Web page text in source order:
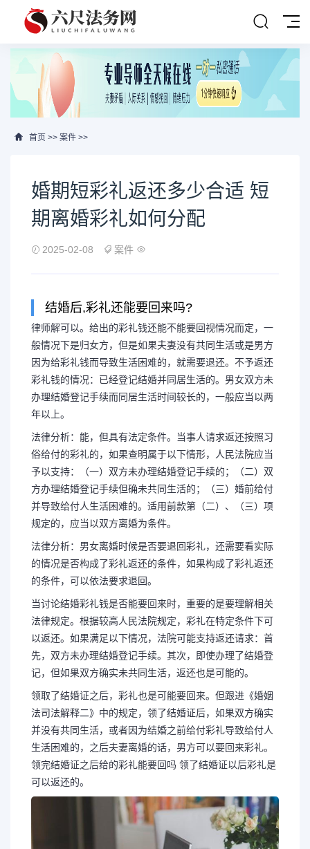
首页 >> 案件 >>
婚期短彩礼返还多少合适 短
期离婚彩礼如何分配
2025-02-08 案件
结婚后,彩礼还能要回来吗?
律师解可以。给出的彩礼钱还能不能要回视情况而定，一
般情况下是归女方，但是如果夫妻没有共同生活或是男方
因为给彩礼钱而导致生活困难的，就需要退还。不予返还
彩礼钱的情况：已经登记结婚并同居生活的。男女双方未
办理结婚登记手续而同居生活时间较长的，一般应当以两
年以上。
法律分析：能，但具有法定条件。当事人请求返还按照习
俗给付的彩礼的，如果查明属于以下情形，人民法院应当
予以支持：（一）双方未办理结婚登记手续的；（二）双
方办理结婚登记手续但确未共同生活的；（三）婚前给付
并导致给付人生活困难的。适用前款第（二）、（三）项
规定的，应当以双方离婚为条件。
法律分析：男女离婚时候是否要退回彩礼，还需要看实际
的情况是否构成了彩礼返还的条件，如果构成了彩礼返还
的条件，可以依法要求退回。
当讨论结婚彩礼钱是否能要回来时，重要的是要理解相关
法律规定。根据较高人民法院规定，彩礼在特定条件下可
以返还。如果满足以下情况，法院可能支持返还请求：首
先，双方未办理结婚登记手续。其次，即使办理了结婚登
记，但如果双方确实未共同生活，返还也是可能的。
领取了结婚证之后，彩礼也是可能要回来。但跟进《婚姻
法司法解释二》中的规定，领了结婚证后，如果双方确实
并没有共同生活，或者因为结婚之前给付彩礼导致给付人
生活困难的，之后夫妻离婚的话，男方可以要回来彩礼。
领完结婚证之后给的彩礼能要回吗 领了结婚证以后彩礼是
可以返还的。
婚期短彩礼返还多少合
如何分配
律师解可以。给出的彩礼钱还
一般情况下是归女方，但是如果夫
因为给彩礼钱而导致生活困难的，
礼钱的情况...